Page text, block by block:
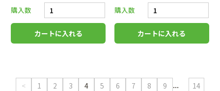
購入数 購入数
< 1 2 3 4 5 6 7 8 9 ...
14